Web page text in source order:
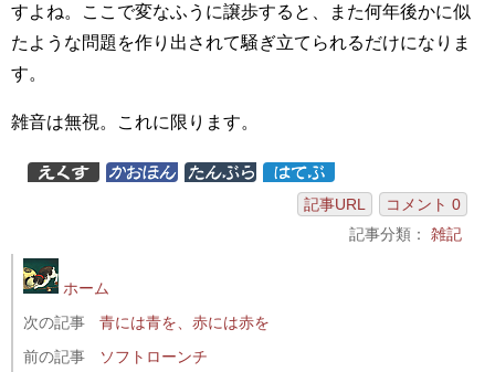
すよね。ここで変なふうに譲歩すると、また何年後かに似
たような問題を作り出されて騒ぎ立てられるだけになりま
す。
雑音は無視。これに限ります。
記事URL
コメント 0
記事分類： 雑記
ホーム
次の記事
青には青を、赤には赤を
前の記事
ソフトローンチ